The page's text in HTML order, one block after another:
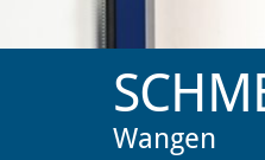
Wangen